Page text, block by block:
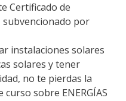
Certificado de
subvencionado por
instalaciones solares
solares y tener
no te pierdas la
sobre ENERGÍAS